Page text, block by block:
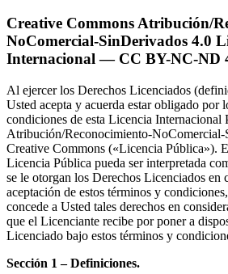
Creative Commons Atribución/
NoComercial-SinDerivados 4.0
Internacional — CC BY-NC-ND
Al ejercer los Derechos Licenciados
Usted acepta y acuerda estar obligado por
condiciones de esta Licencia Internacional
Atribución/Reconocimiento-NoComercial-
Creative Commons («Licencia Pública»).
Licencia Pública pueda ser interpretada
se le otorgan los Derechos Licenciados en
aceptación de estos términos y
concede a Usted tales derechos en
que el Licenciante recibe por poner a
Licenciado bajo estos términos y
Sección 1 – Definiciones.